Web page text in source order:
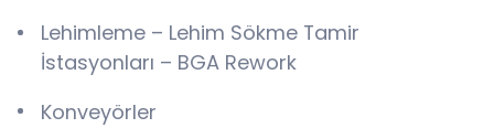
Lehimleme – Lehim Sökme Tamir
İstasyonları – BGA Rework
Konveyörler